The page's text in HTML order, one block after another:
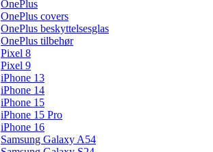
OnePlus
OnePlus covers
OnePlus beskyttelsesglas
OnePlus tilbehør
Pixel 8
Pixel 9
iPhone 13
iPhone 14
iPhone 15
iPhone 15 Pro
iPhone 16
Samsung Galaxy A54